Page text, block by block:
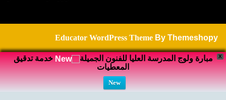
Educator WordPress Theme By Themeshopy
X مبارة ولوج المدرسة العليا للفنون الجميلة
خدمة تدقيق
المعطيات
New